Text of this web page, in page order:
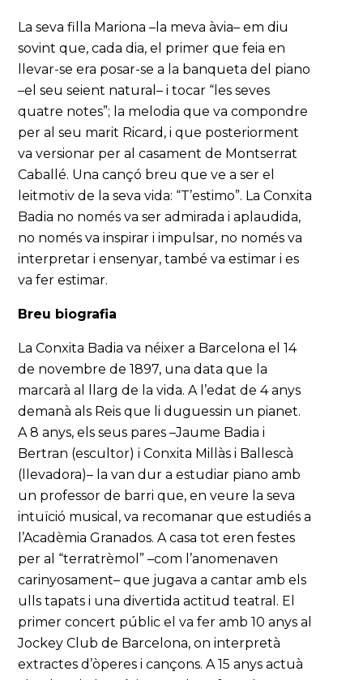
La seva filla Mariona –la meva àvia– em diu
sovint que, cada dia, el primer que feia en
llevar-se era posar-se a la banqueta del piano
–el seu seient natural– i tocar “les seves
quatre notes”; la melodia que va compondre
per al seu marit Ricard, i que posteriorment
va versionar per al casament de Montserrat
Caballé. Una cançó breu que ve a ser el
leitmotiv de la seva vida: “T’estimo”. La Conxita
Badia no només va ser admirada i aplaudida,
no només va inspirar i impulsar, no només va
interpretar i ensenyar, també va estimar i es
va fer estimar.
Breu biografia
La Conxita Badia va néixer a Barcelona el 14
de novembre de 1897, una data que la
marcarà al llarg de la vida. A l’edat de 4 anys
demanà als Reis que li duguessin un pianet.
A 8 anys, els seus pares –Jaume Badia i
Bertran (escultor) i Conxita Millàs i Ballescà
(llevadora)– la van dur a estudiar piano amb
un professor de barri que, en veure la seva
intuïció musical, va recomanar que estudiés a
l’Acadèmia Granados. A casa tot eren festes
per al “terratrèmol” –com l’anomenaven
carinyosament– que jugava a cantar amb els
ulls tapats i una divertida actitud teatral. El
primer concert públic el va fer amb 10 anys al
Jockey Club de Barcelona, on interpretà
extractes d’òperes i cançons. A 15 anys actuà